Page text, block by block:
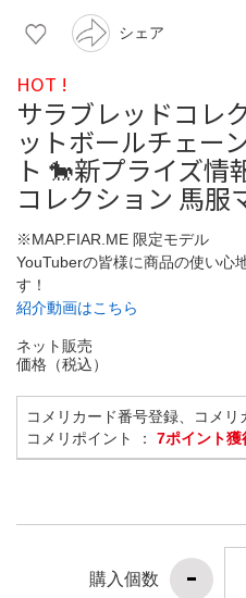
シェア
HOT !
サラブレッドコレ
ットボールチェー
ト 🐎新プライズ情
コレクション 馬服
※MAP.FIAR.ME 限定モデル
YouTuberの皆様に商品の使い心
す！
紹介動画はこちら
ネット販売
価格（税込）
コメリカード番号登録、コメ
コメリポイント ： 7ポイント獲
購入個数